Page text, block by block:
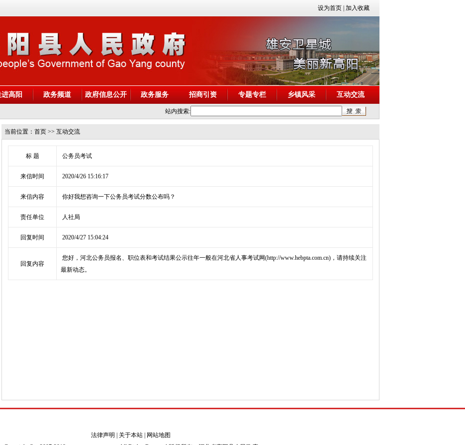
设为首页 加入收藏
进高阳 政务频道 政府信息公开 政务服务 招商引资 专题专栏 乡镇风采 互动交流
站内搜索:
当前位置： 首页 >> 互动交流
标 题 公务员考试
来信时间 2020/4/26 15:16:17
来信内容 你好我想咨询一下公务员考试分数公布吗？
责任单位 人社局
回复时间 2020/4/27 15:04:24
回复内容
您好，河北公务员报名、职位表和考试结果公示往年一般在河北省人事考试网(http://www.hebpta.com.cn)，请持续关注
最新动态。
法律声明 关于本站
网站地图